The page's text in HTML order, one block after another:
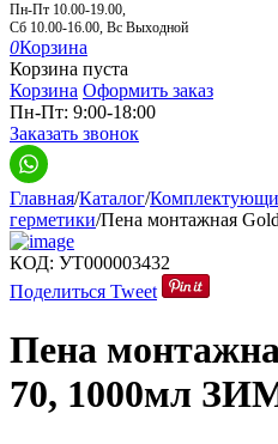
Пн-Пт 10.00-19.00,
Сб 10.00-16.00, Вс Выходной
0Корзина
Корзина пуста
Корзина Оформить заказ
Пн-Пт: 9:00-18:00
Заказать звонок
Главная/Каталог/
герметики/Пена монтажная
КОД: УТ000003432
Поделиться Tweet
Пена
70, 1000мл